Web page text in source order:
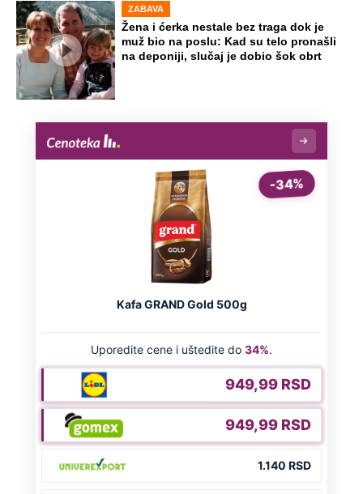
ZABAVA
Žena i ćerka nestale bez traga dok je
muž bio na poslu: Kad su telo pronašli
na deponiji, slučaj je dobio šok obrt